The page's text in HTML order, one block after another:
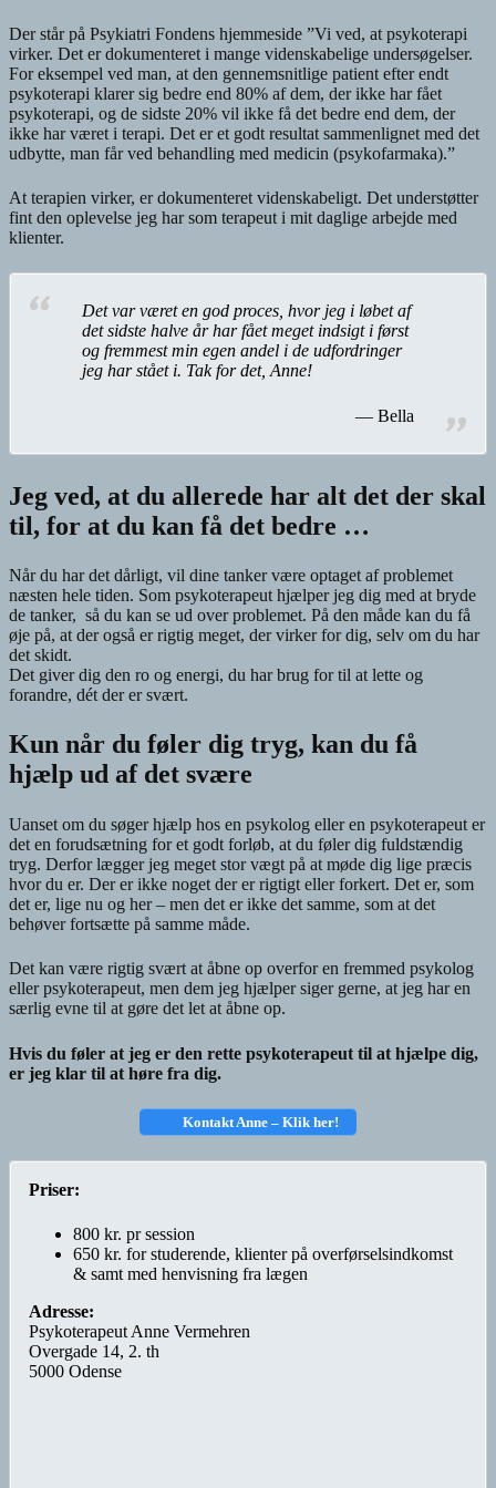
Der står på Psykiatri Fondens hjemmeside ”Vi ved, at psykoterapi
virker. Det er dokumenteret i mange videnskabelige undersøgelser.
For eksempel ved man, at den gennemsnitlige patient efter endt
psykoterapi klarer sig bedre end 80% af dem, der ikke har fået
psykoterapi, og de sidste 20% vil ikke få det bedre end dem, der
ikke har været i terapi. Det er et godt resultat sammenlignet med det
udbytte, man får ved behandling med medicin (psykofarmaka).”
At terapien virker, er dokumenteret videnskabeligt. Det understøtter
fint den oplevelse jeg har som terapeut i mit daglige arbejde med
klienter.
Det var været en god proces, hvor jeg i løbet af
det sidste halve år har fået meget indsigt i først
og fremmest min egen andel i de udfordringer
jeg har stået i. Tak for det, Anne!
Bella
Jeg ved, at du allerede har alt det der skal
til, for at du kan få det bedre …
Når du har det dårligt, vil dine tanker være optaget af problemet
næsten hele tiden. Som psykoterapeut hjælper jeg dig med at bryde
de tanker, så du kan se ud over problemet. På den måde kan du få
øje på, at der også er rigtig meget, der virker for dig, selv om du har
det skidt.
Det giver dig den ro og energi, du har brug for til at lette og
forandre, dét der er svært.
Kun når du føler dig tryg, kan du få
hjælp ud af det svære
Uanset om du søger hjælp hos en psykolog eller en psykoterapeut er
det en forudsætning for et godt forløb, at du føler dig fuldstændig
tryg. Derfor lægger jeg meget stor vægt på at møde dig lige præcis
hvor du er. Der er ikke noget der er rigtigt eller forkert. Det er, som
det er, lige nu og her – men det er ikke det samme, som at det
behøver fortsætte på samme måde.
Det kan være rigtig svært at åbne op overfor en fremmed psykolog
eller psykoterapeut, men dem jeg hjælper siger gerne, at jeg har en
særlig evne til at gøre det let at åbne op.
Hvis du føler at jeg er den rette psykoterapeut til at hjælpe dig,
er jeg klar til at høre fra dig.
Kontakt Anne – Klik her!
Priser:
800 kr. pr session
650 kr. for studerende, klienter på overførselsindkomst
& samt med henvisning fra lægen
Adresse:
Psykoterapeut Anne Vermehren
Overgade 14, 2. th
5000 Odense